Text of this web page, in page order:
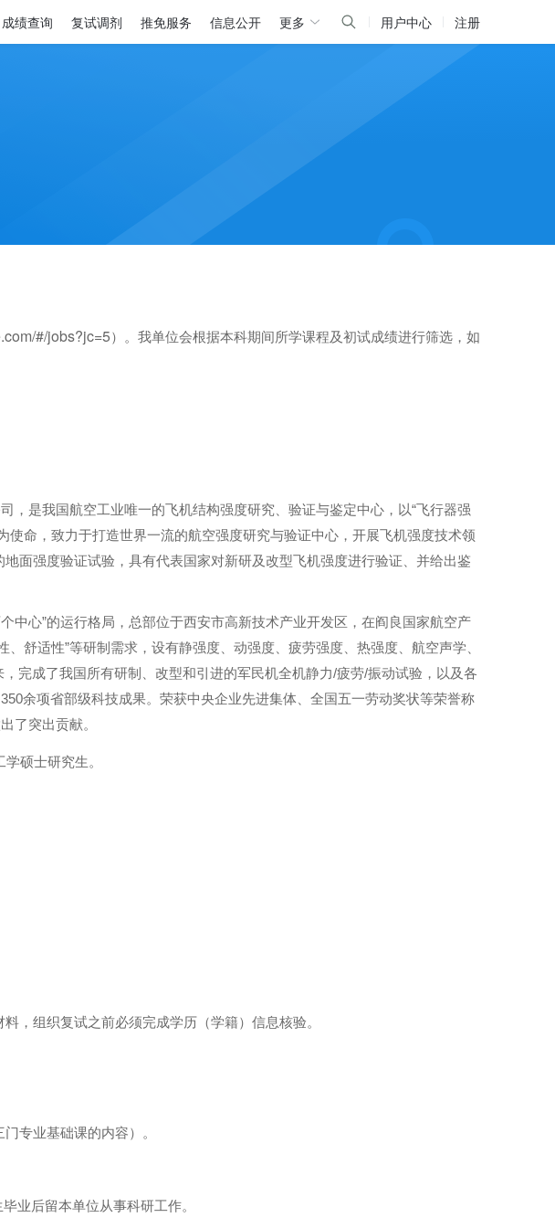
成绩查询 复试调剂 推免服务 信息公开 更多 用户中心 注册
#/jobs?jc=5）。我单位会根据本科期间所学课程及初试成绩进行筛选，如
，是我国航空工业唯一的飞机结构强度研究、验证与鉴定中心，以“飞行器强
使命，致力于打造世界一流的航空强度研究与验证中心，开展飞机强度技术领
面强度验证试验，具有代表国家对新研及改型飞机强度进行验证、并给出鉴
中心”的运行格局，总部位于西安市高新技术产业开发区，在阎良国家航空产
、舒适性”等研制需求，设有静强度、动强度、疲劳强度、热强度、航空声学、
，完成了我国所有研制、改型和引进的军民机全机静力/疲劳/振动试验，以及各
350余项省部级科技成果。荣获中央企业先进集体、全国五一劳动奖状等荣誉称
了突出贡献。
硕士研究生。
，组织复试之前必须完成学历（学籍）信息核验。
专业基础课的内容）。
业后留本单位从事科研工作。